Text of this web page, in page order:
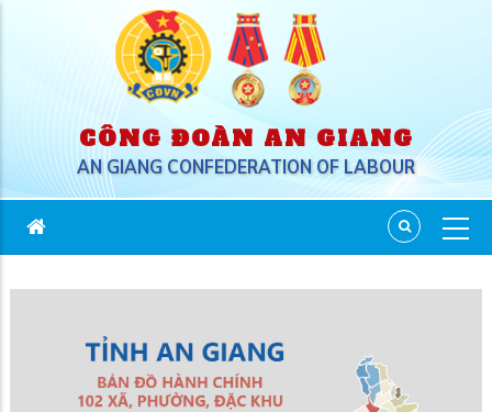
CÔNG ĐOÀN AN GIANG
AN GIANG CONFEDERATION OF LABOUR